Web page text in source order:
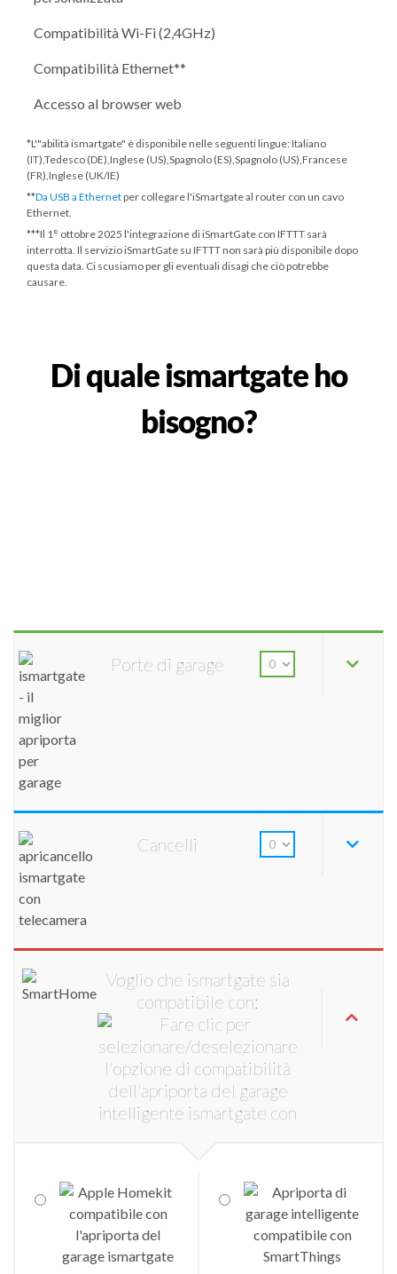
Compatibilità Wi-Fi (2,4GHz)
Compatibilità Ethernet**
Accesso al browser web
*L'"abilità ismartgate" è disponibile nelle seguenti lingue: Italiano
(IT),Tedesco (DE),Inglese (US),Spagnolo (ES),Spagnolo (US),Francese
(FR),Inglese (UK/IE)
**Da USB a Ethernetper collegare l'iSmartgate al router con un cavo
Ethernet.
***Il 1° ottobre 2025 l'integrazione di iSmartGate con IFTTT sarà
interrotta. Il servizio iSmartGate su IFTTT non sarà più disponibile dopo
questa data. Ci scusiamo per gli eventuali disagi che ciò potrebbe
causare.
Di quale ismartgate ho
bisogno?
Porte di garage
Cancelli
Voglio che ismartgate sia
compatibile con: